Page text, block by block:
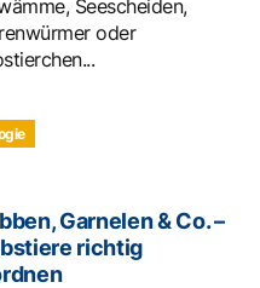
Seescheiden,
oder
Garnelen & Co. –
richtig